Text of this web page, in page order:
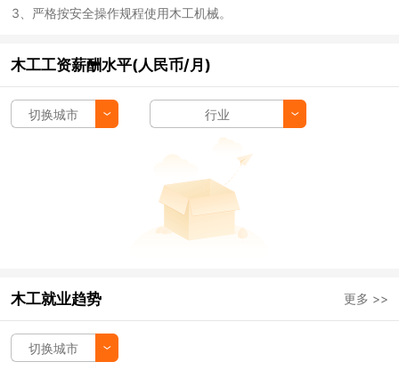
3、严格按安全操作规程使用木工机械。
木工工资薪酬水平(人民币/月)
切换城市 行业
木工就业趋势 更多 >>
切换城市